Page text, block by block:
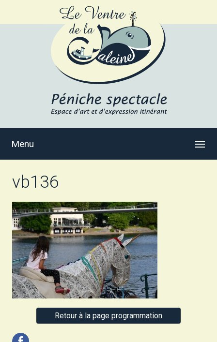
Menu
vb136
Retour à la page programmation